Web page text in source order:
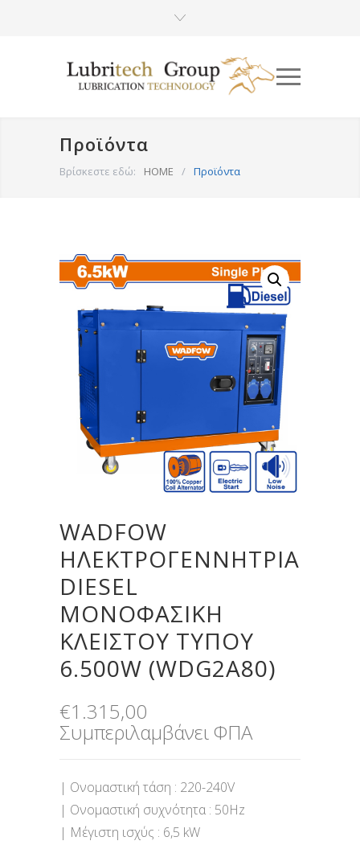
Προϊόντα
Βρίσκεστε εδώ: HOME / Προϊόντα
WADFOW
ΗΛΕΚΤΡΟΓΕΝΝΗΤΡΙΑ
DIESEL
ΜΟΝΟΦΑΣΙΚΗ
ΚΛΕΙΣΤΟΥ ΤΥΠΟΥ
6.500W (WDG2A80)
€1.315,00
Συμπεριλαμβάνει ΦΠΑ
| Ονομαστική τάση : 220-240V
| Ονομαστική συχνότητα : 50Hz
| Μέγιστη ισχύς : 6,5 kW